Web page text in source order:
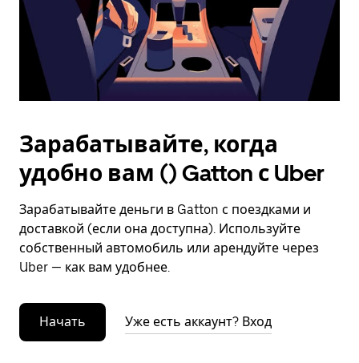
Зарабатывайте, когда
удобно вам () Gatton с Uber
Зарабатывайте деньги в Gatton с поездками и
доставкой (если она доступна). Используйте
собственный автомобиль или арендуйте через
Uber — как вам удобнее.
Начать Уже есть аккаунт? Вход